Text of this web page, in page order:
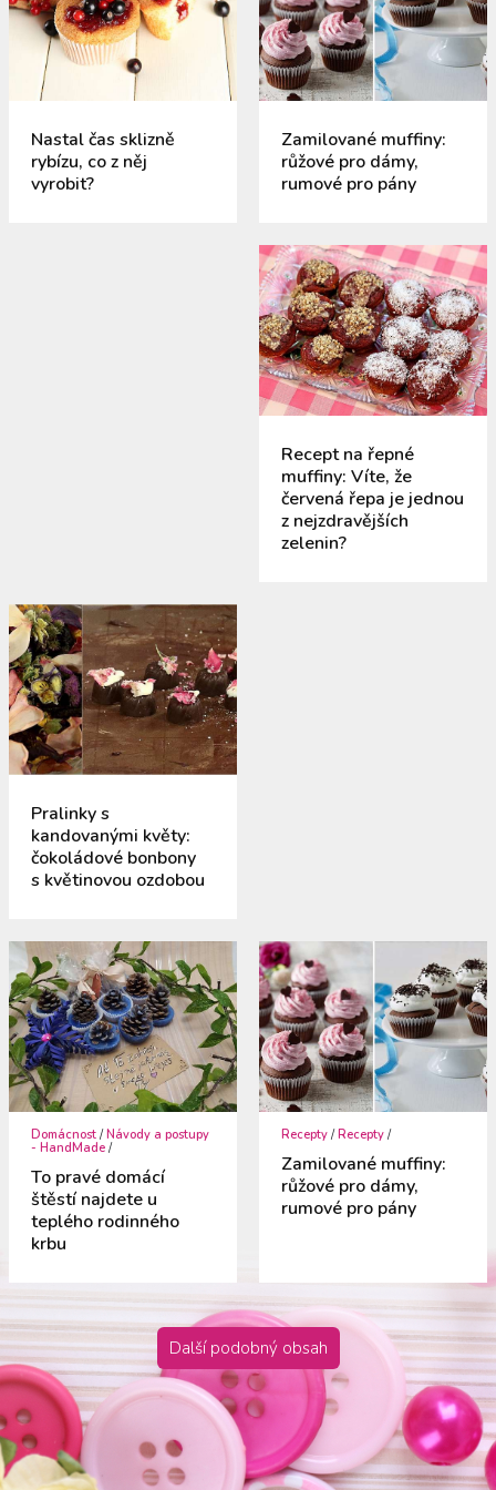
Nastal čas sklizně
rybízu, co z něj
vyrobit?
Zamilované muffiny:
růžové pro dámy,
rumové pro pány
Recept na řepné
muffiny: Víte, že
červená řepa je jednou
z nejzdravějších
zelenin?
Pralinky s
kandovanými květy:
čokoládové bonbony
s květinovou ozdobou
Domácnost /Návody a postupy
- HandMade /
To pravé domácí
štěstí najdete u
teplého rodinného
krbu
Recepty /Recepty /
Zamilované muffiny:
růžové pro dámy,
rumové pro pány
Další podobný obsah